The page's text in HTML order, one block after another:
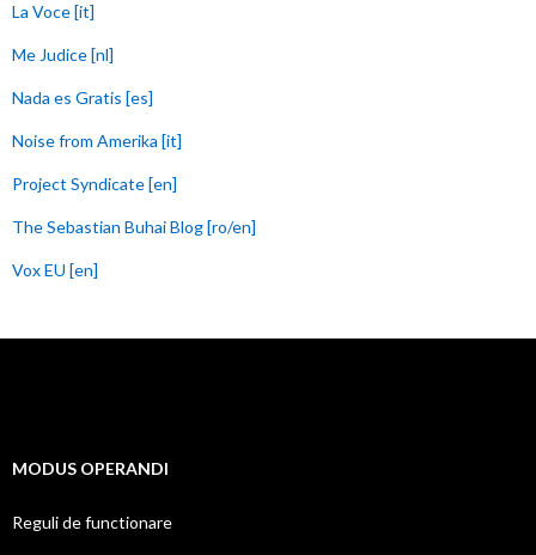
La Voce [it]
Me Judice [nl]
Nada es Gratis [es]
Noise from Amerika [it]
Project Syndicate [en]
The Sebastian Buhai Blog [ro/en]
Vox EU [en]
MODUS OPERANDI
Reguli de functionare